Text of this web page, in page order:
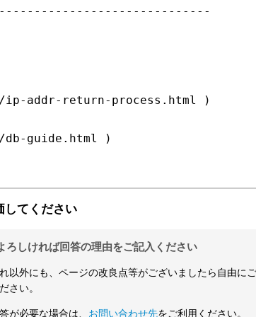
addr-return-process.html )
guide.html )
してください
ろしければ回答の理由をご記入ください
以外にも、ページの改良点等がございましたら自由に
さい。
が必要な場合は、 お問い合わせ先をご利用ください。